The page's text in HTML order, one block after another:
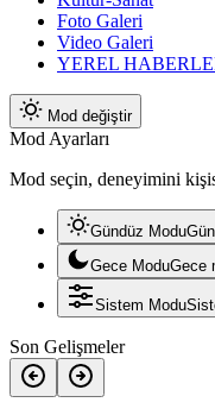
Foto Galeri
Video Galeri
YEREL
Mod değiştir
Mod Ayarları
Mod seçin, deneyimini
Gündüz Modu
Gece ModuGece
Sistem Modu
Son Gelişmeler